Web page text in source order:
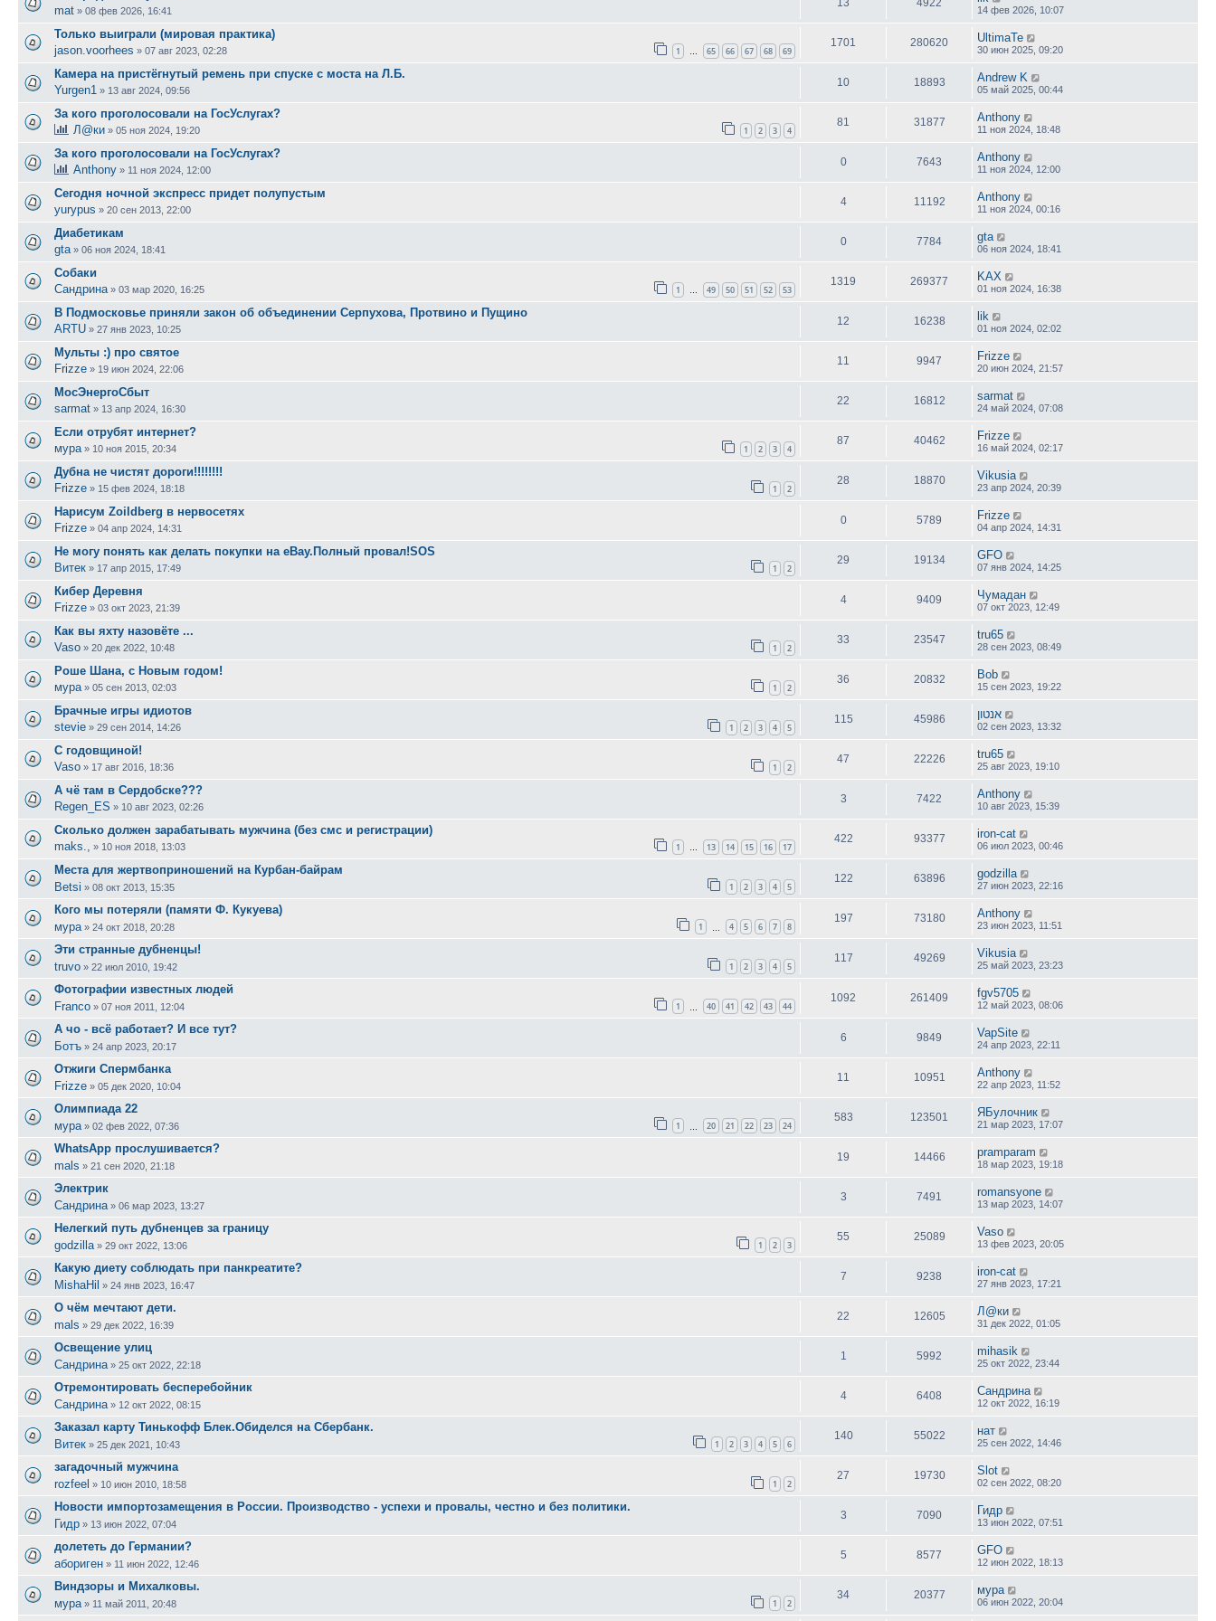
mat » 08 фев 2026, 16:41
13 4922
14 фев 2026, 10:07
Только выиграли (мировая практика)
jason.voorhees » 07 авг 2023, 02:28 1 … 65 66 67 68 69
1701 280620 UltimaTe
30 июн 2025, 09:20
Камера на пристёгнутый ремень при спуске с моста на Л.Б.
Yurgen1 » 13 авг 2024, 09:56
10 18893 Andrew K
05 май 2025, 00:44
За кого проголосовали на ГосУслугах?
Л@ки » 05 ноя 2024, 19:20 1 2 3 4
81 31877 Anthony
11 ноя 2024, 18:48
За кого проголосовали на ГосУслугах?
Anthony » 11 ноя 2024, 12:00
0 7643 Anthony
11 ноя 2024, 12:00
Сегодня ночной экспресс придет полупустым
yurypus » 20 сен 2013, 22:00
4 11192 Anthony
11 ноя 2024, 00:16
Диабетикам
gta » 06 ноя 2024, 18:41
0 7784 gta
06 ноя 2024, 18:41
Собаки
Сандрина » 03 мар 2020, 16:25 1 … 49 50 51 52 53
1319 269377 KAX
01 ноя 2024, 16:38
В Подмосковье приняли закон об объединении Серпухова, Протвино и Пущино
ARTU » 27 янв 2023, 10:25
12 16238 lik
01 ноя 2024, 02:02
Мульты :) про святое
Frizze » 19 июн 2024, 22:06
11 9947 Frizze
20 июн 2024, 21:57
МосЭнергоСбыт
sarmat » 13 апр 2024, 16:30
22 16812 sarmat
24 май 2024, 07:08
Если отрубят интернет?
мура » 10 ноя 2015, 20:34 1 2 3 4
87 40462 Frizze
16 май 2024, 02:17
Дубна не чистят дороги!!!!!!!!
Frizze » 15 фев 2024, 18:18 1 2
28 18870 Vikusia
23 апр 2024, 20:39
Нарисум Zoildberg в нервосетях
Frizze » 04 апр 2024, 14:31
0 5789 Frizze
04 апр 2024, 14:31
Не могу понять как делать покупки на eBay.Полный провал!SOS
Витек » 17 апр 2015, 17:49 1 2
29 19134 GFO
07 янв 2024, 14:25
Кибер Деревня
Frizze » 03 окт 2023, 21:39
4 9409 Чумадан
07 окт 2023, 12:49
Как вы яхту назовёте ...
Vaso » 20 дек 2022, 10:48 1 2
33 23547 tru65
28 сен 2023, 08:49
Роше Шана, с Новым годом!
мура» 05 сен 2013, 02:03 1 2
36 20832 Bob
15 сен 2023, 19:22
Брачные игры идиотов
stevie » 29 сен 2014, 14:26 1 2 3 4 5
115 45986 אנטון
02 сен 2023, 13:32
С годовщиной!
Vaso » 17 авг 2016, 18:36 1 2
47 22226 tru65
25 авг 2023, 19:10
А чё там в Сердобске???
Regen_ES » 10 авг 2023, 02:26
3 7422 Anthony
10 авг 2023, 15:39
Сколько должен зарабатывать мужчина (без смс и регистрации)
maks., » 10 ноя 2018, 13:03 1 … 13 14 15 16 17
422 93377 iron-cat
06 июл 2023, 00:46
Места для жертвоприношений на Курбан-байрам
Betsi » 08 окт 2013, 15:35 1 2 3 4 5
122 63896 godzilla
27 июн 2023, 22:16
Кого мы потеряли (памяти Ф. Кукуева)
мура » 24 окт 2018, 20:28 1 4 5 6 7 8
197 73180 Anthony
23 июн 2023, 11:51
Эти странные дубненцы!
truvo » 22 июл 2010, 19:42 1 2 3 4 5
117 49269 Vikusia
25 май 2023, 23:23
Фотографии известных людей
Franco » 07 ноя 2011, 12:04 1 40 41 42 43 44
1092 261409 fgv5705
12 май 2023, 08:06
А чо - всё работает? И все тут?
Ботъ » 24 апр 2023, 20:17
6 9849 VapSite
24 апр 2023, 22:11
Отжиги Спермбанка
Frizze » 05 дек 2020, 10:04
11 10951 Anthony
22 апр 2023, 11:52
Олимпиада 22
мура » 02 фев 2022, 07:36 1 20 21 22 23 24
583 123501 ЯБулочник
21 мар 2023, 17:07
WhatsApp прослушивается?
mals » 21 сен 2020, 21:18
19 14466 pramparam
18 мар 2023, 19:18
Электрик
Сандрина » 06 мар 2023, 13:27
3 7491 romansyone
13 мар 2023, 14:07
Нелегкий путь дубненцев за границу
godzilla » 29 окт 2022, 13:06 1 2 3
55 25089 Vaso
13 фев 2023, 20:05
Какую диету соблюдать при панкреатите?
MishaHil » 24 янв 2023, 16:47
7 9238 iron-cat
27 янв 2023, 17:21
О чём мечтают дети.
mals » 29 дек 2022, 16:39
22 12605 Л@ки
31 дек 2022, 01:05
Освещение улиц
Сандрина » 25 окт 2022, 22:18
1 5992 mihasik
25 окт 2022, 23:44
Отремонтировать бесперебойник
Сандрина » 12 окт 2022, 08:15
4 6408 Сандрина
12 окт 2022, 16:19
Заказал карту Тинькофф Блек.Обиделся на Сбербанк.
Витек » 25 дек 2021, 10:43 1 2 3 4 5 6
140 55022 нат
25 сен 2022, 14:46
загадочный мужчина
rozfeel » 10 июн 2010, 18:58 1 2
27 19730 Slot
02 сен 2022, 08:20
Новости импортозамещения в России. Производство - успехи и провалы, честно и без политики.
Гидр » 13 июн 2022, 07:04
3 7090 Гидр
13 июн 2022, 07:51
долететь до Германии?
абориген » 11 июн 2022, 12:46
5 8577 GFO
12 июн 2022, 18:13
Виндзоры и Михалковы.
мура » 11 май 2011, 20:48 1 2
34 20377 мура
06 июн 2022, 20:04